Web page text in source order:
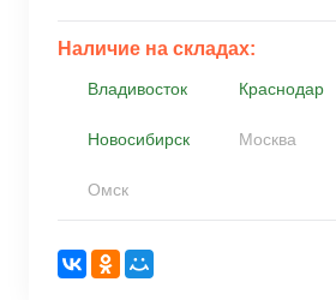
Наличие на складах:
Владивосток Краснодар
Новосибирск Москва
Омск